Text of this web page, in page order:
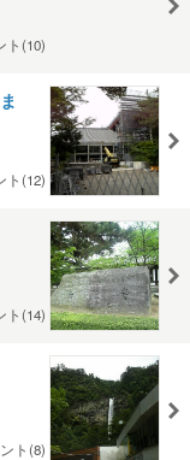
ト(10)
ト(12)
ト(14)
ト(8)